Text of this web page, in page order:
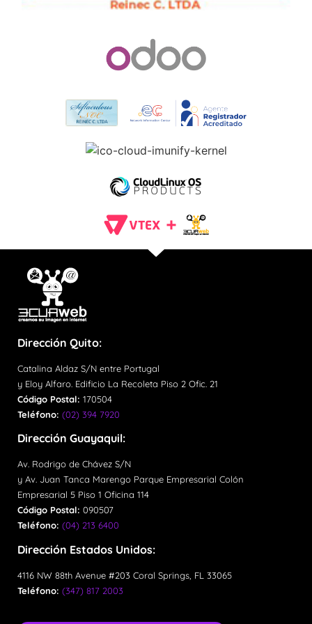
Dirección Quito:
Catalina Aldaz S/N entre Portugal
y Eloy Alfaro. Edificio La Recoleta Piso 2 Ofic. 21
Código Postal: 170504
Teléfono: (02) 394 7920
Dirección Guayaquil:
Av. Rodrigo de Chávez S/N
y Av. Juan Tanca Marengo Parque Empresarial Colón
Empresarial 5 Piso 1 Oficina 114
Código Postal: 090507
Teléfono: (04) 213 6400
Dirección Estados Unidos:
4116 NW 88th Avenue #203 Coral Springs, FL 33065
Teléfono: (347) 817 2003